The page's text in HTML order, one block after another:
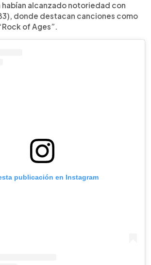
habían alcanzado notoriedad con
donde destacan canciones como
of Ages”.
publicación en Instagram